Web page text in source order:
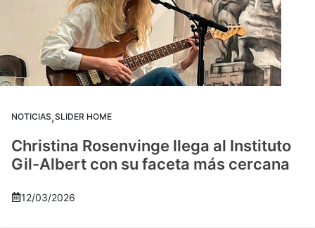
NOTICIAS,SLIDER HOME
Christina Rosenvinge llega al Instituto
Gil-Albert con su faceta más cercana
12/03/2026